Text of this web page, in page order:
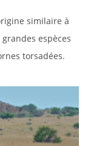
similaire à
espèces
torsadées.